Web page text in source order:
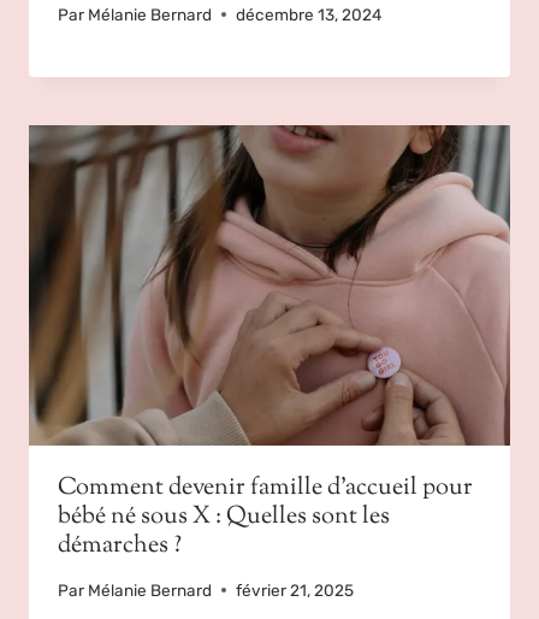
Par Mélanie Bernard décembre 13, 2024
Comment devenir famille d’accueil pour
bébé né sous X : Quelles sont les
démarches ?
Par Mélanie Bernard février 21, 2025